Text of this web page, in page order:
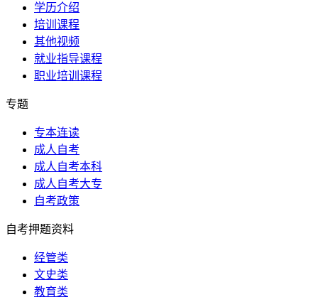
学历介绍
培训课程
其他视频
就业指导课程
职业培训课程
专题
专本连读
成人自考
成人自考本科
成人自考大专
自考政策
自考押题资料
经管类
文史类
教育类